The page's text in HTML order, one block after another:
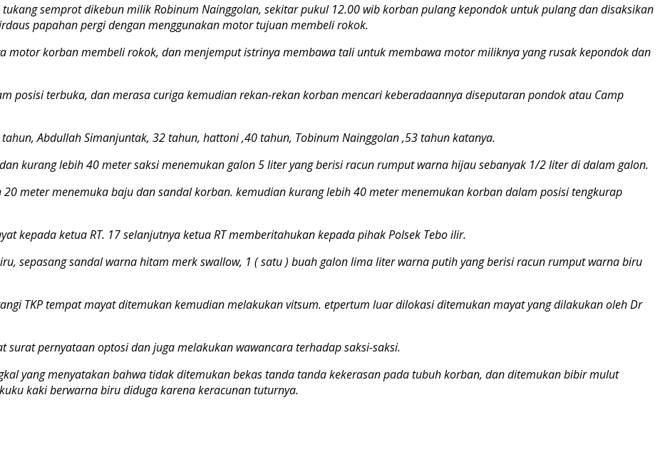
semprot dikebun milik Robinum Nainggolan, sekitar pukul 12.00 wib korban pulang kepondok untuk pulang dan disaksikan
papahan pergi dengan menggunakan motor tujuan membeli rokok.
motor korban membeli rokok, dan menjemput istrinya membawa tali untuk membawa motor miliknya yang rusak kepondok dan
posisi terbuka, dan merasa curiga kemudian rekan-rekan korban mencari keberadaannya diseputaran pondok atau Camp
Abdullah Simanjuntak, 32 tahun, hattoni ,40 tahun, Tobinum Nainggolan ,53 tahun katanya.
kurang lebih 40 meter saksi menemukan galon 5 liter yang berisi racun rumput warna hijau sebanyak 1/2 liter di dalam galon.
meter menemuka baju dan sandal korban. kemudian kurang lebih 40 meter menemukan korban dalam posisi tengkurap
kepada ketua RT. 17 selanjutnya ketua RT memberitahukan kepada pihak Polsek Tebo ilir.
sepasang sandal warna hitam merk swallow, 1 ( satu ) buah galon lima liter warna putih yang berisi racun rumput warna biru
TKP tempat mayat ditemukan kemudian melakukan vitsum. etpertum luar dilokasi ditemukan mayat yang dilakukan oleh Dr
pernyataan optosi dan juga melakukan wawancara terhadap saksi-saksi.
yang menyatakan bahwa tidak ditemukan bekas tanda tanda kekerasan pada tubuh korban, dan ditemukan bibir mulut
kaki berwarna biru diduga karena keracunan tuturnya.